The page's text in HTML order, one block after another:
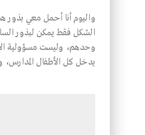
واليوم أنا أحمل معي بذور
الشكل فقط يمكن لبذور
وحدهم، وليست مسؤولية
يدخل كل الأطفال المدارس،